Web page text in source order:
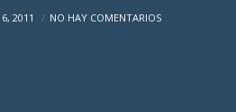
2011 NO HAY COMENTARIOS